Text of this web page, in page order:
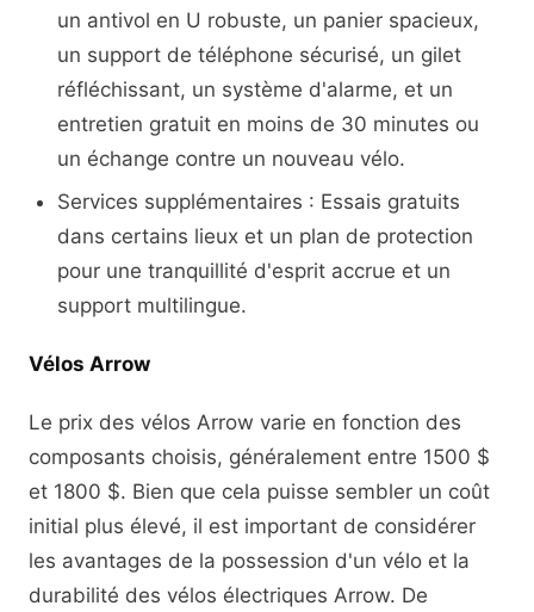
un antivol en U robuste, un panier spacieux,
un support de téléphone sécurisé, un gilet
réfléchissant, un système d'alarme, et un
entretien gratuit en moins de 30 minutes ou
un échange contre un nouveau vélo.
Services supplémentaires : Essais gratuits
dans certains lieux et un plan de protection
pour une tranquillité d'esprit accrue et un
support multilingue.
Vélos Arrow
Le prix des vélos Arrow varie en fonction des
composants choisis, généralement entre 1500 $
et 1800 $. Bien que cela puisse sembler un coût
initial plus élevé, il est important de considérer
les avantages de la possession d'un vélo et la
durabilité des vélos électriques Arrow. De